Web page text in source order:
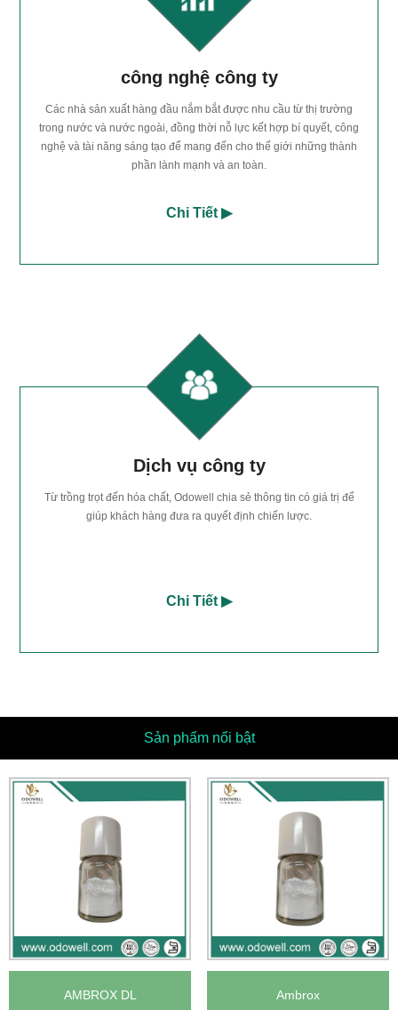
công nghệ công ty
Các nhà sản xuất hàng đầu nắm bắt được nhu cầu từ thị trường
trong nước và nước ngoài, đồng thời nỗ lực kết hợp bí quyết, công
nghệ và tài năng sáng tạo để mang đến cho thế giới những thành
phần lành mạnh và an toàn.
Chi Tiết ▶
Dịch vụ công ty
Từ trồng trọt đến hóa chất, Odowell chia sẻ thông tin có giá trị để
giúp khách hàng đưa ra quyết định chiến lược.
Chi Tiết ▶
Sản phẩm nổi bật
AMBROX DL Ambrox